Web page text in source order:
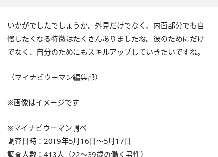
いかがでしたでしょうか。外見だけでなく、内面部分でも自
慢したくなる特徴はたくさんありましたね。彼のためにだけ
でなく、自分のためにもスキルアップしていきたいですね。
（マイナビウーマン編集部）
※画像はイメージです
※マイナビウーマン調べ
調査日時： 2019年5月16日～5月17日
調査人数： 413人（22～39歳の働く男性）